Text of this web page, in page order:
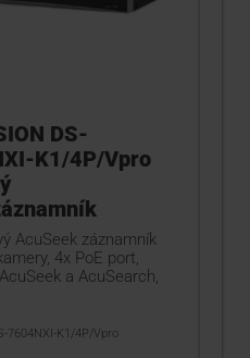
DS-
K1/4P/Vpro
AcuSeek záznamník
4x PoE port,
a AcuSearch,
7604NXI-K1/4P/Vpro